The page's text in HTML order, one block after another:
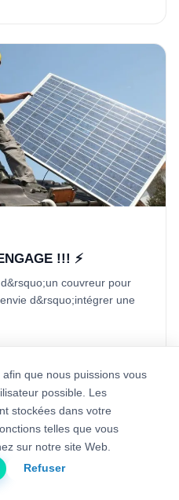
!!! ⚡
couvreur pour
d&rsquo;intégrer une
que nous puissions vous
possible. Les
stockées dans votre
telles que vous
sur notre site Web.
Refuser